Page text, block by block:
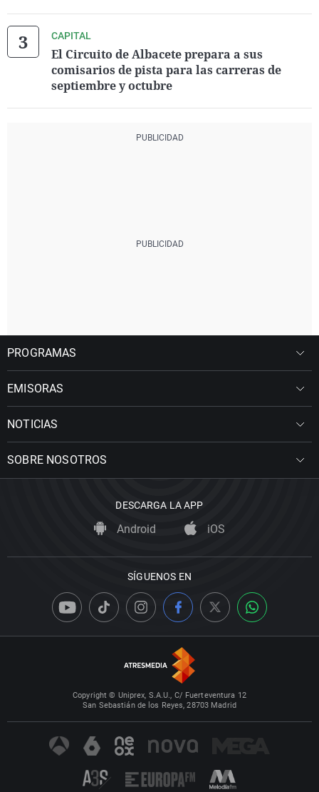
CAPITAL
El Circuito de Albacete prepara a sus
comisarios de pista para las carreras de
septiembre y octubre
PROGRAMAS
EMISORAS
NOTICIAS
SOBRE NOSOTROS
DESCARGA LA APP
Android iOS
SÍGUENOS EN
Copyright © Uniprex, S.A.U., C/ Fuerteventura 12
San Sebastián de los Reyes, 28703 Madrid